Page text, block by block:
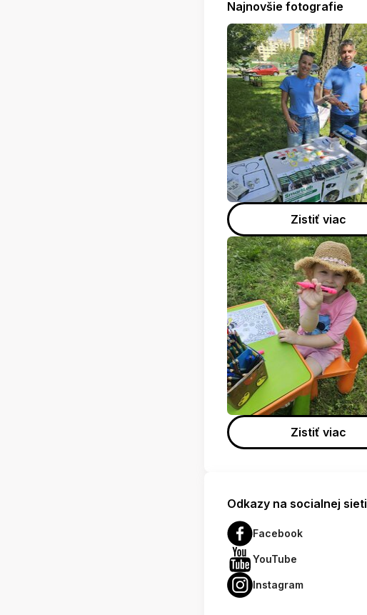
Najnovšie fotografie
Zistiť viac
Zistiť viac
Odkazy na socialnej sieti
Facebook
YouTube
Instagram